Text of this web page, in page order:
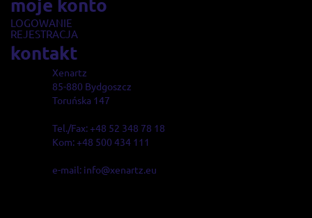
moje konto
LOGOWANIE
REJESTRACJA
kontakt
Xenartz
85-880 Bydgoszcz
Toruńska 147
Tel./Fax: +48 52 348 78 18
Kom: +48 500 434 111
e-mail: info@xenartz.eu